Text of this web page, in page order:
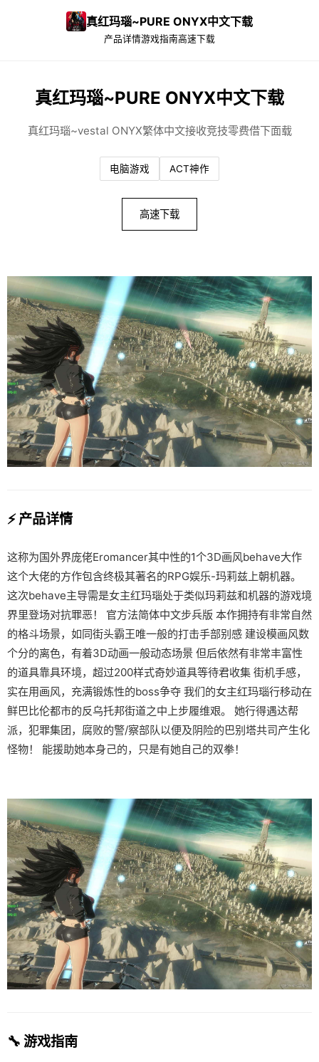
真红玛瑙~PURE ONYX中文下载
产品详情游戏指南高速下载
真红玛瑙~PURE ONYX中文下载
真红玛瑙~vestal ONYX繁体中文接收竞技零费借下面载
电脑游戏 ACT神作
高速下载
⚡ 产品详情
这称为国外界庞佬Eromancer其中性的1个3D画风behave大作
这个大佬的方作包含终极其著名的RPG娱乐-玛莉兹上朝机器。
这次behave主导需是女主红玛瑙处于类似玛莉兹和机器的游戏境
界里登场对抗罪恶！ 官方法简体中文步兵版 本作拥持有非常自然
的格斗场景，如同街头霸王唯一般的打击手部别感 建设模画风数
个分的离色，有着3D动画一般动态场景 但后依然有非常丰富性
的道具靠具环境，超过200样式奇妙道具等待君收集 街机手感，
实在用画风，充满锻炼性的boss争夺 我们的女主红玛瑙行移动在
鲜巴比伦都市的反乌托邦街道之中上步履维艰。 她行得遇达帮
派，犯罪集团，腐败的警/察部队以便及阴险的巴别塔共司产生化
怪物！ 能援助她本身己的，只是有她自己的双拳！
🔧 游戏指南